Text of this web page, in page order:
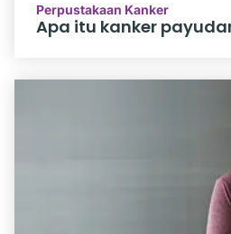
Perpustakaan Kanker
Apa itu kanker